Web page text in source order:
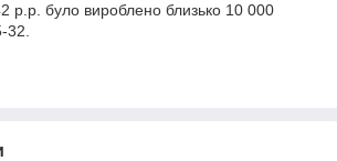
р.р. було вироблено близько 10 000
32.